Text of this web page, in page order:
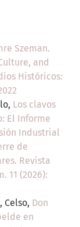
Szeman.
and
Históricos:
Los clavos
El Informe
Industrial
de
Revista
11 (2026):
Celso, Don
en